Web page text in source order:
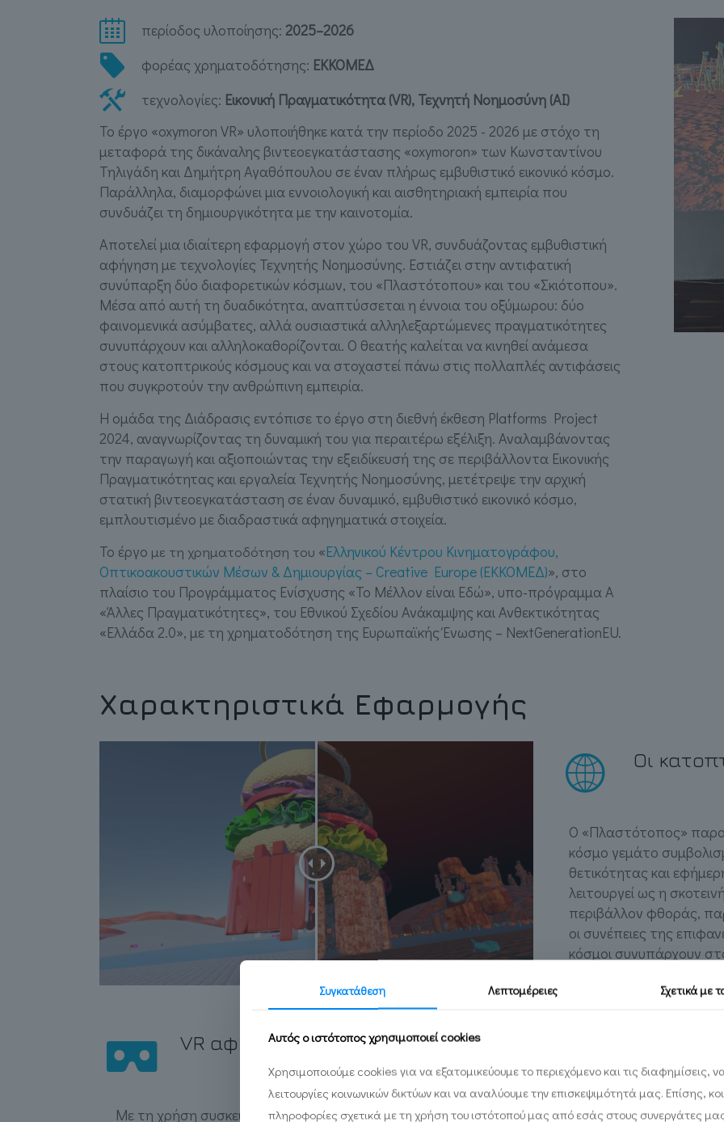
περίοδος υλοποίησης: 2025–2026
φορέας χρηματοδότησης: ΕΚΚΟΜΕΔ
τεχνολογίες: Εικονική Πραγματικότητα (VR), Τεχνητή Νοημοσύνη (AI)
Το έργο «oxymoron VR» υλοποιήθηκε κατά την περίοδο 2025 - 2026 με στόχο τη
μεταφορά της δικάναλης βιντεοεγκατάστασης «oxymoron» των Κωνσταντίνου
Τηλιγάδη και Δημήτρη Αγαθόπουλου σε έναν πλήρως εμβυθιστικό εικονικό κόσμο.
Παράλληλα, διαμορφώνει μια εννοιολογική και αισθητηριακή εμπειρία που
συνδυάζει τη δημιουργικότητα με την καινοτομία.
Αποτελεί μια ιδιαίτερη εφαρμογή στον χώρο του VR, συνδυάζοντας εμβυθιστική
αφήγηση με τεχνολογίες Τεχνητής Νοημοσύνης. Εστιάζει στην αντιφατική
συνύπαρξη δύο διαφορετικών κόσμων, του «Πλαστότοπου» και του «Σκιότοπου».
Μέσα από αυτή τη δυαδικότητα, αναπτύσσεται η έννοια του οξύμωρου: δύο
φαινομενικά ασύμβατες, αλλά ουσιαστικά αλληλεξαρτώμενες πραγματικότητες
συνυπάρχουν και αλληλοκαθορίζονται. Ο θεατής καλείται να κινηθεί ανάμεσα
στους κατοπτρικούς κόσμους και να στοχαστεί πάνω στις πολλαπλές αντιφάσεις
που συγκροτούν την ανθρώπινη εμπειρία.
Η ομάδα της Διάδρασις εντόπισε το έργο στη διεθνή έκθεση Platforms Project
2024, αναγνωρίζοντας τη δυναμική του για περαιτέρω εξέλιξη. Αναλαμβάνοντας
την παραγωγή και αξιοποιώντας την εξειδίκευσή της σε περιβάλλοντα Εικονικής
Πραγματικότητας και εργαλεία Τεχνητής Νοημοσύνης, μετέτρεψε την αρχική
στατική βιντεοεγκατάσταση σε έναν δυναμικό, εμβυθιστικό εικονικό κόσμο,
εμπλουτισμένο με διαδραστικά αφηγηματικά στοιχεία.
Το έργο με τη χρηματοδότηση του «Ελληνικού Κέντρου Κινηματογράφου,
Οπτικοακουστικών Μέσων & Δημιουργίας – Creative Europe (ΕΚΚΟΜΕΔ)», στο
πλαίσιο του Προγράμματος Ενίσχυσης «Το Μέλλον είναι Εδώ», υπο-πρόγραμμα Α
«Άλλες Πραγματικότητες», του Εθνικού Σχεδίου Ανάκαμψης και Ανθεκτικότητας
«Ελλάδα 2.0», με τη χρηματοδότηση της Ευρωπαϊκής Ένωσης – NextGenerationEU.
Χαρακτηριστικά Εφαρμογής
Οι
Ο «Πλαστότοπος»
κόσμο γεμάτο
θετικότητας και
λειτουργεί ως η
περιβάλλον φθοράς,
οι συνέπειες της
κόσμοι συνυπάρχουν
άμεσα, ενισχύοντας
VR αφήγηση
Με τη χρήση συσκευών VR τύπου Meta Quest, ο θεατής
Συγκατάθεση Λεπτομέρειες Σχετικά με
Αυτός ο ιστότοπος χρησιμοποιεί cookies
Χρησιμοποιούμε cookies για να εξατομικεύουμε το περιεχόμενο και τις διαφημίσεις,
λειτουργίες κοινωνικών δικτύων και να αναλύουμε την επισκεψιμότητά μας. Επίσης,
πληροφορίες σχετικά με τη χρήση του ιστότοπού μας από εσάς στους συνεργάτες